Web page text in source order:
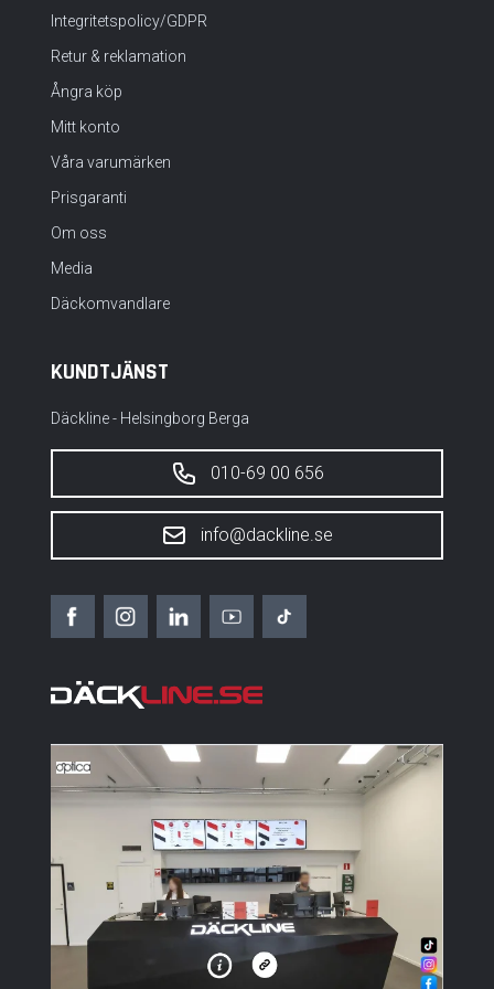
med säkerheten.
Integritetspolicy/GDPR
Retur & reklamation
Ångra köp
Mitt konto
Våra varumärken
Prisgaranti
Om oss
Media
Däckomvandlare
KUNDTJÄNST
Däckline - Helsingborg Berga
010-69 00 656
info@dackline.se